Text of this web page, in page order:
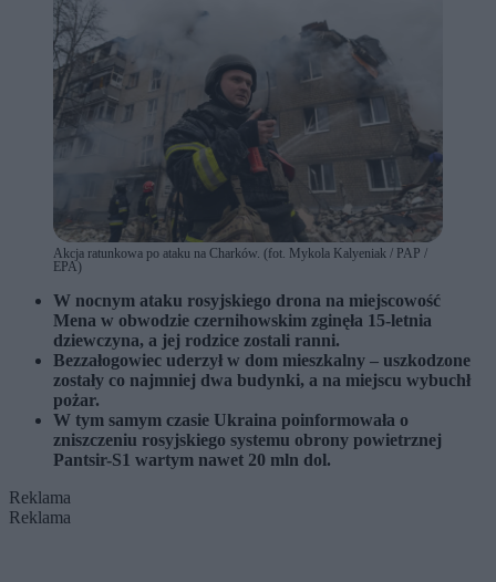
Akcja ratunkowa po ataku na Charków. (fot. Mykola Kalyeniak / PAP /
EPA)
W nocnym ataku rosyjskiego drona na miejscowość
Mena w obwodzie czernihowskim zginęła 15-letnia
dziewczyna, a jej rodzice zostali ranni.
Bezzałogowiec uderzył w dom mieszkalny – uszkodzone
zostały co najmniej dwa budynki, a na miejscu wybuchł
pożar.
W tym samym czasie Ukraina poinformowała o
zniszczeniu rosyjskiego systemu obrony powietrznej
Pantsir-S1 wartym nawet 20 mln dol.
Reklama
Reklama